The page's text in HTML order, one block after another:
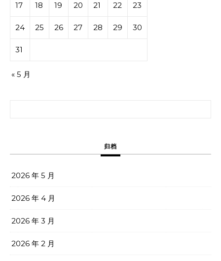
17 18 19 20 21 22 23
24 25 26 27 28 29 30
31
« 5 月
归档
2026 年 5 月
2026 年 4 月
2026 年 3 月
2026 年 2 月